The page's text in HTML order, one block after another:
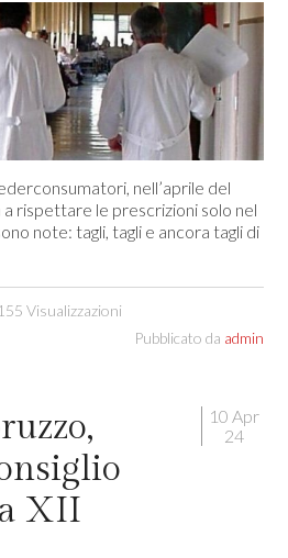
nell’aprile del
a rispettare le prescrizioni solo nel
note: tagli, tagli e ancora tagli di
Visualizzazioni
Pubblicato da admin
10 Apr
24
XII